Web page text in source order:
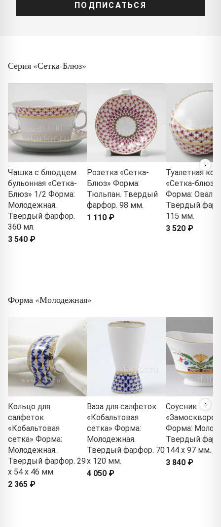
ПОДПИСАТЬСЯ
Серия «Сетка-Блюз»
Чашка с блюдцем
бульонная «Сетка-
Блюз» 1/2 Форма:
Молодежная.
Твердый фарфор.
360 мл.
3 540 ₽
Розетка «Сетка-
Блюз» Форма:
Тюльпан. Твердый
фарфор. 98 мм.
1 110 ₽
Туалетная
«Сетка-блюз
Форма:
Твердый
115 мм.
3 520 ₽
Форма «Молодежная»
Кольцо для
салфеток
«Кобальтовая
сетка» Форма:
Молодежная.
Твердый фарфор. 29
x 54 x 46 мм.
2 365 ₽
Ваза для салфеток
«Кобальтовая
сетка» Форма:
Молодежная.
Твердый фарфор. 70
x 120 мм.
4 050 ₽
Соусник
Форма:
Твердый
144 x 97 мм.
3 840 ₽